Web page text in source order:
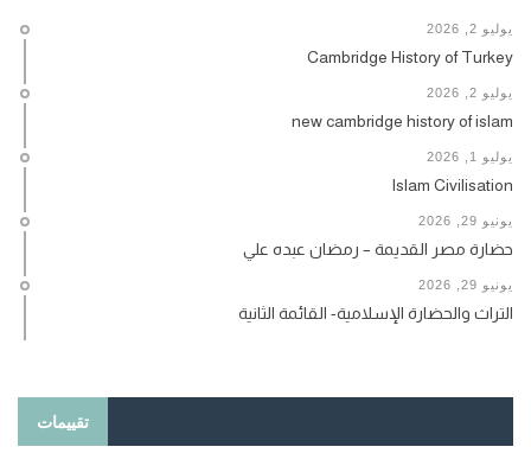
يوليو 2, 2026
Cambridge History of Turkey
يوليو 2, 2026
new cambridge history of islam
يوليو 1, 2026
Islam Civilisation
يونيو 29, 2026
حضارة مصر القديمة – رمضان عبده علي
يونيو 29, 2026
التراث والحضارة الإسلامية- القائمة الثانية
تقييمات